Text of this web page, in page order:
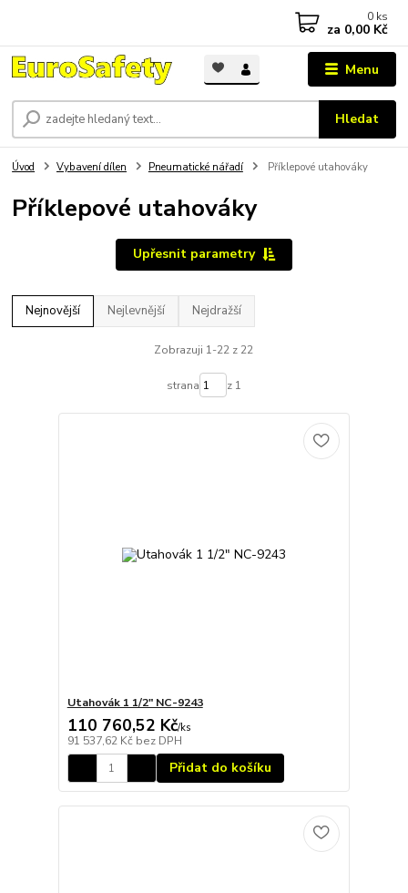
Menu
Hledat
0 ks
za 0,00 Kč
Úvod Vybavení dílen Pneumatické nářadí Příklepové utahováky
Příklepové utahováky
Upřesnit parametry
Nejnovější Nejlevnější Nejdražší
Zobrazuji 1-22 z 22
strana z 1
Utahovák 1 1/2" NC-9243
110 760,52 Kč/ks
91 537,62 Kč bez DPH
Přidat do košíku